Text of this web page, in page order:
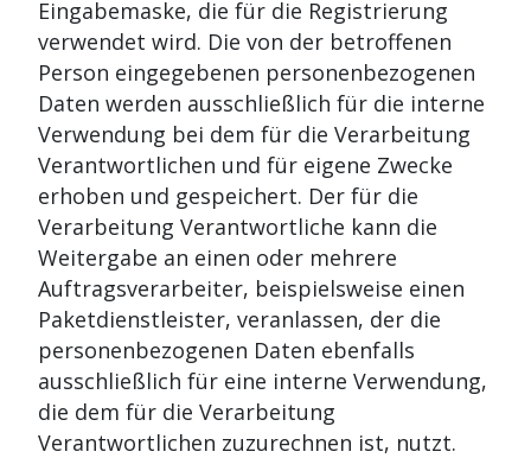
Eingabemaske, die für die Registrierung
verwendet wird. Die von der betroffenen
Person eingegebenen personenbezogenen
Daten werden ausschließlich für die interne
Verwendung bei dem für die Verarbeitung
Verantwortlichen und für eigene Zwecke
erhoben und gespeichert. Der für die
Verarbeitung Verantwortliche kann die
Weitergabe an einen oder mehrere
Auftragsverarbeiter, beispielsweise einen
Paketdienstleister, veranlassen, der die
personenbezogenen Daten ebenfalls
ausschließlich für eine interne Verwendung,
die dem für die Verarbeitung
Verantwortlichen zuzurechnen ist, nutzt.